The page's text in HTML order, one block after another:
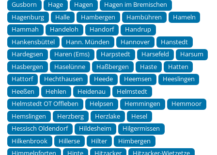
Gusborn
Hage Hagen
Hagen im Bremischen
Hagenburg
Halle Hambergen Hambühren
Hameln
Hammah
Handeloh Handorf
Handrup
Hankensbüttel
Hann. Münden Hannover
Hanstedt
Hardegsen
Haren (Ems) Harpstedt Harsefeld
Harsum
Hasbergen
Haselünne Haßbergen Haste
Hatten
Hattorf
Hechthausen Heede Heemsen
Heeslingen
Heeßen
Hehlen Heidenau
Helmstedt
Helmstedt OT Offleben
Helpsen Hemmingen
Hemmoor
Hemslingen
Herzberg Herzlake
Hesel
Hessisch Oldendorf
Hildesheim
Hilgermissen
Hilkenbrook
Hillerse Hilter
Himbergen
Himmelpforten
Hinte Hitzacker Hitzacker-Wietzetze